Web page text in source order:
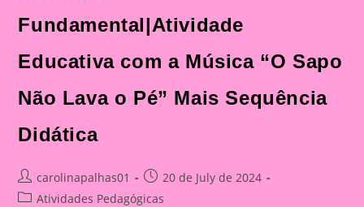
Fundamental|Atividade
Educativa com a Música “O Sapo
Não Lava o Pé” Mais Sequência
Didática
Post
author:
carolinapalhas01
Post
published:
20 de July de 2024
PostAtividades Pedagógicas